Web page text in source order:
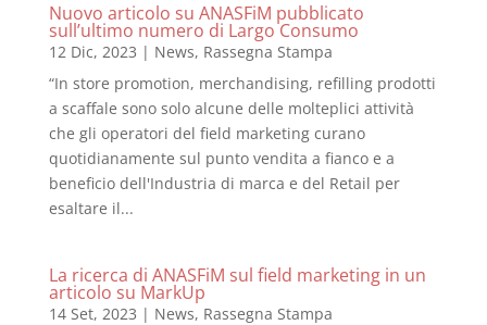
Nuovo articolo su ANASFiM pubblicato
sull’ultimo numero di Largo Consumo
12 Dic, 2023 | News, Rassegna Stampa
“In store promotion, merchandising, refilling prodotti
a scaffale sono solo alcune delle molteplici attività
che gli operatori del field marketing curano
quotidianamente sul punto vendita a fianco e a
beneficio dell'Industria di marca e del Retail per
esaltare il...
La ricerca di ANASFiM sul field marketing in un
articolo su MarkUp
14 Set, 2023 | News, Rassegna Stampa